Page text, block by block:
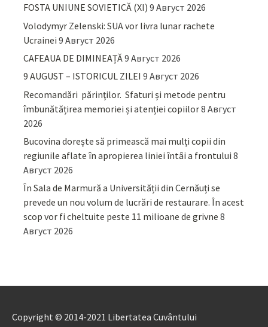
FOSTA UNIUNE SOVIETICĂ (XI) 9 Август 2026
Volodymyr Zelenski: SUA vor livra lunar rachete
Ucrainei 9 Август 2026
CAFEAUA DE DIMINEAȚĂ9 Август 2026
9 AUGUST – ISTORICUL ZILEI 9 Август 2026
Recomandări părinţilor. Sfaturi și metode pentru
îmbunătățirea memoriei și atenției copiilor8 Август
2026
Bucovina dorește să primească mai mulți copii din
regiunile aflate în apropierea liniei întâi a frontului 8
Август 2026
În Sala de Marmură a Universității din Cernăuți se
prevede un nou volum de lucrări de restaurare. În acest
scop vor fi cheltuite peste 11 milioane de grivne 8
Август 2026
Copyright © 2014-2021 Libertatea Cuvântului